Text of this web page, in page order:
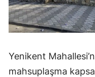
Yenikent
mahsuplaşma